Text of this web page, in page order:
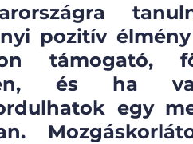
pozitív
támogató,
és ha
egy